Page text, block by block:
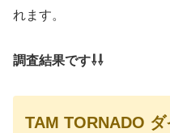
れます。
調査結果です⇩⇩
TAM TORNADO